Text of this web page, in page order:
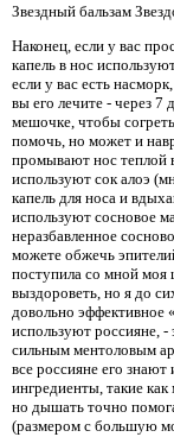
Звездный бальзам
Наконец, если у вас
капель в нос
если у вас есть
вы его лечите - через
мешочке, чтобы
помочь, но может и
промывают нос теплой
используют сок алоэ
капель для носа и
используют сосновое
неразбавленное
можете обжечь
поступила со мной моя
выздороветь, но я до
довольно эффективное
используют россияне, -
сильным ментоловым
все россияне его
ингредиенты, такие как
но дышать точно
(размером с большую